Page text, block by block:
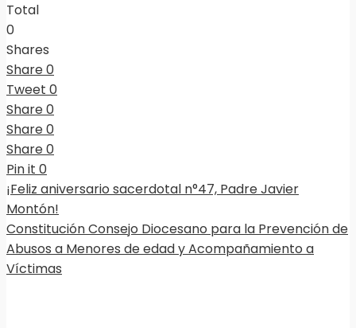
Total
0
Shares
Share0
Tweet 0
Share0
Share0
Share0
Pin it 0
¡Feliz aniversario sacerdotal n°47, Padre Javier
Montón!
Constitución Consejo Diocesano para la Prevención de
Abusos a Menores de edad y Acompañamiento a
Víctimas